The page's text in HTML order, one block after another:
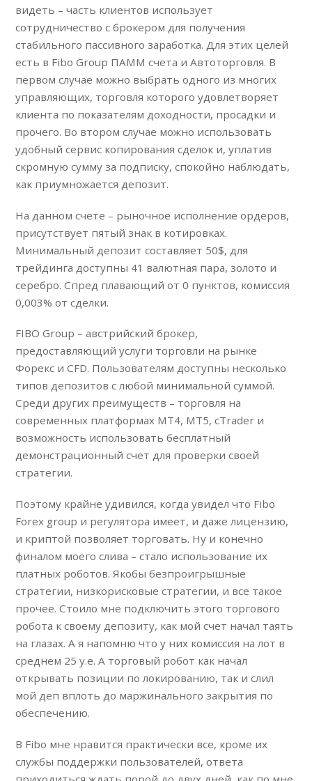
видеть – часть клиентов использует
сотрудничество с брокером для получения
стабильного пассивного заработка. Для этих целей
есть в Fibo Group ПАММ счета и Автоторговля. В
первом случае можно выбрать одного из многих
управляющих, торговля которого удовлетворяет
клиента по показателям доходности, просадки и
прочего. Во втором случае можно использовать
удобный сервис копирования сделок и, уплатив
скромную сумму за подписку, спокойно наблюдать,
как приумножается депозит.
На данном счете – рыночное исполнение ордеров,
присутствует пятый знак в котировках.
Минимальный депозит составляет 50$, для
трейдинга доступны 41 валютная пара, золото и
серебро. Спред плавающий от 0 пунктов, комиссия
0,003% от сделки.
FIBO Group – австрийский брокер,
предоставляющий услуги торговли на рынке
Форекс и CFD. Пользователям доступны несколько
типов депозитов с любой минимальной суммой.
Среди других преимуществ – торговля на
современных платформах МТ4, МТ5, cTrader и
возможность использовать бесплатный
демонстрационный счет для проверки своей
стратегии.
Поэтому крайне удивился, когда увидел что Fibo
Forex group и регулятора имеет, и даже лицензию,
и криптой позволяет торговать. Ну и конечно
финалом моего слива – стало использование их
платных роботов. Якобы безпроигрышные
стратегии, низкорисковые стратегии, и все такое
прочее. Стоило мне подключить этого торгового
робота к своему депозиту, как мой счет начал таять
на глазах. А я напомню что у них комиссия на лот в
среднем 25 у.е. А торговый робот как начал
открывать позиции по локированию, так и слил
мой деп вплоть до маржинального закрытия по
обеспечению.
В Fibo мне нравится практически все, кроме их
службы поддержки пользователей, ответа